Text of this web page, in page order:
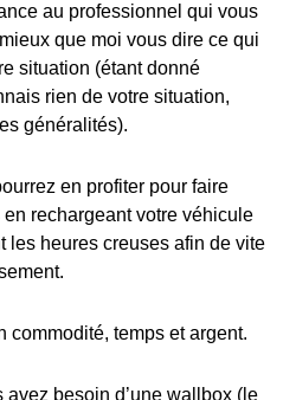
au professionnel qui vous
que moi vous dire ce qui
situation (étant donné
rien de votre situation,
généralités).
en profiter pour faire
rechargeant votre véhicule
les heures creuses afin de vite
commodité, temps et argent.
avez besoin d’une wallbox (le